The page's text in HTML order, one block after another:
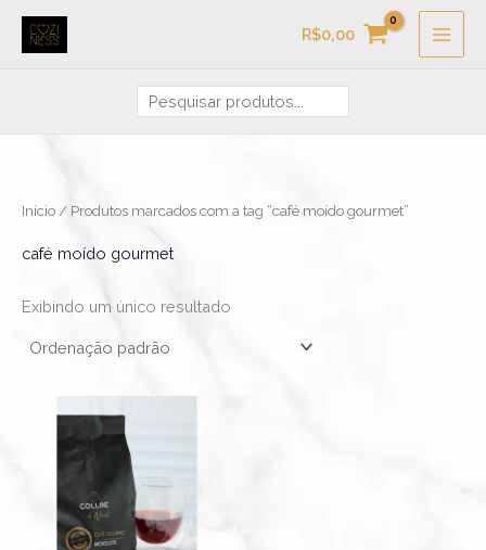
para
R$0,00
Início/ Produtos marcados com a tag “café moído gourmet”
café moído gourmet
Exibindo um único resultado